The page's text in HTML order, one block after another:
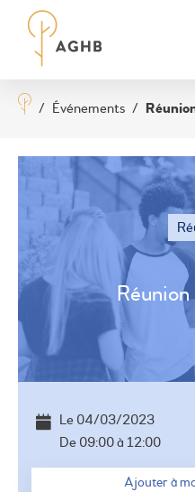
/ Événements /
Le 04/03/2023
De 09:00à 12:00
Ajouter à